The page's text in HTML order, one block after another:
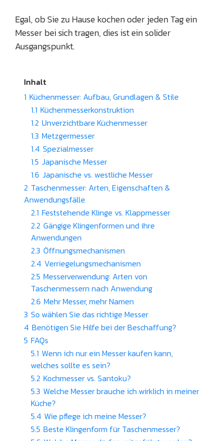
Egal, ob Sie zu Hause kochen oder jeden Tag ein
Messer bei sich tragen, dies ist ein solider
Ausgangspunkt.
Inhalt
1 Küchenmesser: Aufbau, Grundlagen & Stile
1.1 Küchenmesserkonstruktion
1.2 Unverzichtbare Küchenmesser
1.3 Metzgermesser
1.4 Spezialmesser
1.5 Japanische Messer
1.6 Japanische vs. westliche Messer
2 Taschenmesser: Arten, Eigenschaften &
Anwendungsfälle
2.1 Feststehende Klinge vs. Klappmesser
2.2 Gängige Klingenformen und ihre
Anwendungen
2.3 Öffnungsmechanismen
2.4 Verriegelungsmechanismen
2.5 Messerverwendung: Arten von
Taschenmessern nach Anwendung
2.6 Mehr Messer, mehr Namen
3 So wählen Sie das richtige Messer
4 Benötigen Sie Hilfe bei der Beschaffung?
5 FAQs
5.1 Wenn ich nur ein Messer kaufen kann,
welches sollte es sein?
5.2 Kochmesser vs. Santoku?
5.3 Welche Messer brauche ich wirklich in meiner
Küche?
5.4 Wie pflege ich meine Messer?
5.5 Beste Klingenform für Taschenmesser?